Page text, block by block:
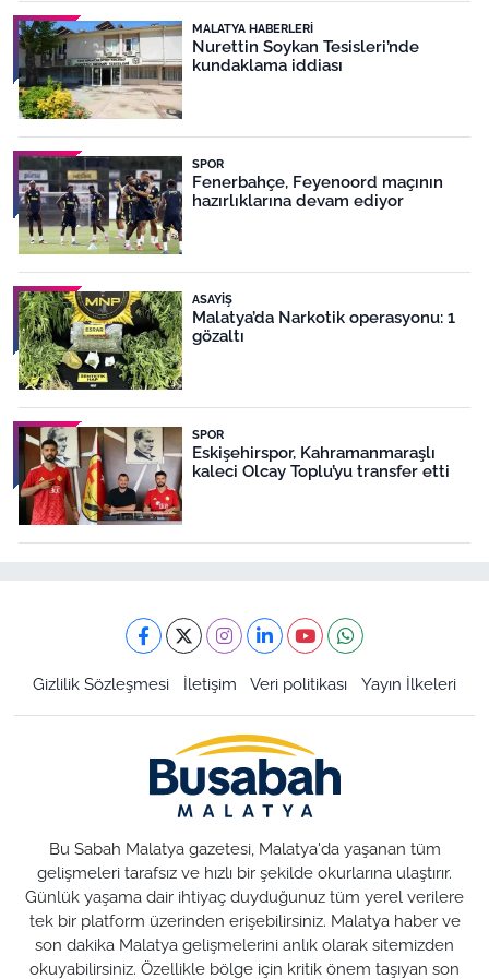
MALATYA HABERLERI
Nurettin Soykan Tesisleri’nde
kundaklama iddiası
SPOR
Fenerbahçe, Feyenoord maçının
hazırlıklarına devam ediyor
ASAYIŞ
Malatya’da Narkotik operasyonu: 1
gözaltı
SPOR
Eskişehirspor, Kahramanmaraşlı
kaleci Olcay Toplu’yu transfer etti
Gizlilik Sözleşmesi İletişim Veri politikası Yayın İlkeleri
Bu Sabah Malatya gazetesi, Malatya'da yaşanan tüm
gelişmeleri tarafsız ve hızlı bir şekilde okurlarına ulaştırır.
Günlük yaşama dair ihtiyaç duyduğunuz tüm yerel verilere
tek bir platform üzerinden erişebilirsiniz. Malatya haber ve
son dakika Malatya gelişmelerini anlık olarak sitemizden
okuyabilirsiniz. Özellikle bölge için kritik önem taşıyan son